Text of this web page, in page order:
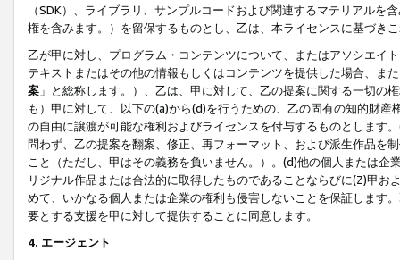
（SDK）、ライブラリ、サンプルコードおよび関連するマテリアル
権を含みます。）を留保するものとし、乙は、本ライセンスに基づき
乙が甲に対し、プログラム・コンテンツについて、またはアソシエイ
テキストまたはその他の情報もしくはコンテンツを提供した場合、ま
案 」と総称します。）、乙は、甲に対して、乙の提案に関する一切
も）甲に対して、以下の(a)から(d)を行うための、乙の固有の知的財
の自由に譲渡が可能な権利およびライセンスを付与するものとします
問わず、乙の提案を翻案、修正、再フォーマット、および派生作品を
こと（ただし、甲はその義務を負いません。）。(d)他の個人または
リジナル作品または合法的に取得したものであることならびに(Z)甲
めて、いかなる個人または企業の権利も侵害しないことを保証します
要とする支援を甲に対して提供することに同意します。
4. エージェント